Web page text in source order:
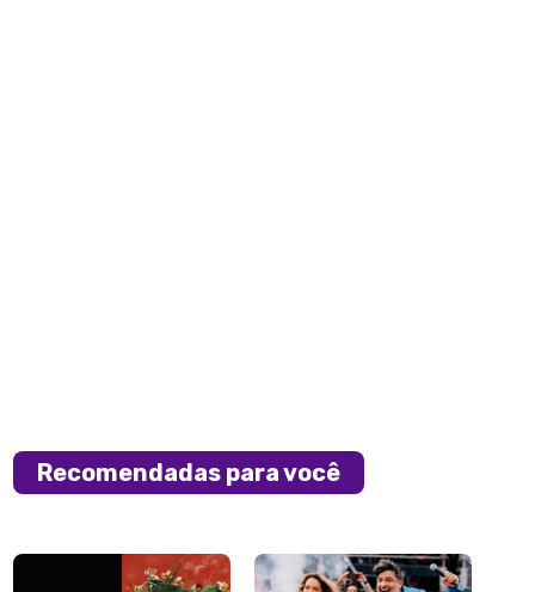
Recomendadas para você